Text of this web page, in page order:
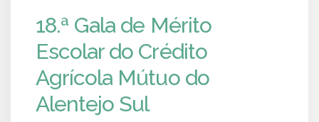
18.ª Gala de Mérito
Escolar do Crédito
Agrícola Mútuo do
Alentejo Sul